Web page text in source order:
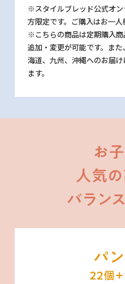
※スタイルブレッド公式オ
方限定です。ご購入はお一人
※こちらの商品は定期購入
追加・変更が可能です。ま
海道、九州、沖縄へのお届
ます。